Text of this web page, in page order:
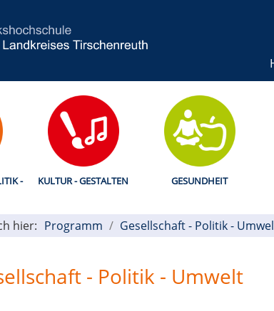
-
KULTUR - GESTALTEN GESUNDHEIT
hier: Programm Gesellschaft - Politik -
- Politik - Umwelt